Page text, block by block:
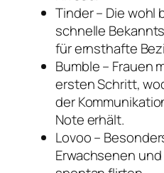
Tinder – Die wohl
schnelle
für ernsthafte
Bumble – Frauen
ersten Schritt,
der
Note erhält.
Lovoo –
Erwachsenen